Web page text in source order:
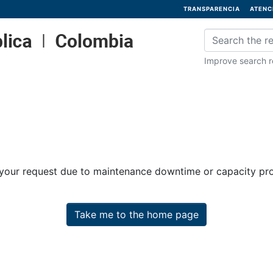
TRANSPARENCIA
Improve search
request due to maintenance downtime or capacity
Take me to the home page